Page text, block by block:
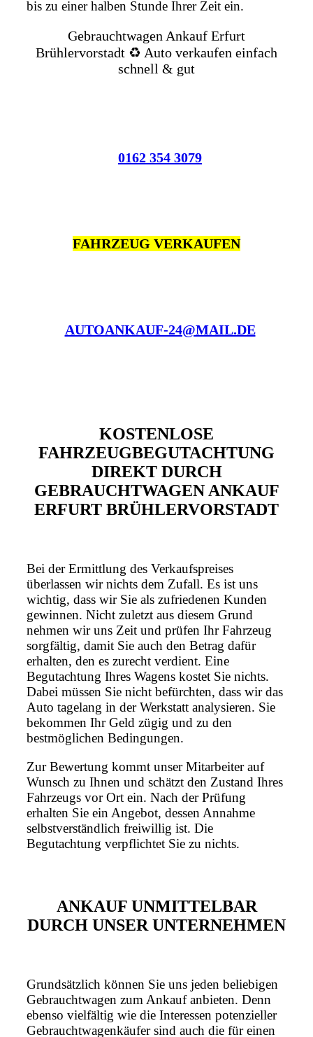
bis zu einer halben Stunde Ihrer Zeit ein.
Gebrauchtwagen Ankauf Erfurt
Brühlervorstadt ♻️ Auto verkaufen einfach
schnell & gut
0162 354 3079
FAHRZEUG VERKAUFEN
AUTOANKAUF-24@MAIL.DE
KOSTENLOSE
FAHRZEUGBEGUTACHTUNG
DIREKT DURCH
GEBRAUCHTWAGEN ANKAUF
ERFURT BRÜHLERVORSTADT
Bei der Ermittlung des Verkaufspreises
überlassen wir nichts dem Zufall. Es ist uns
wichtig, dass wir Sie als zufriedenen Kunden
gewinnen. Nicht zuletzt aus diesem Grund
nehmen wir uns Zeit und prüfen Ihr Fahrzeug
sorgfältig, damit Sie auch den Betrag dafür
erhalten, den es zurecht verdient. Eine
Begutachtung Ihres Wagens kostet Sie nichts.
Dabei müssen Sie nicht befürchten, dass wir das
Auto tagelang in der Werkstatt analysieren. Sie
bekommen Ihr Geld zügig und zu den
bestmöglichen Bedingungen.
Zur Bewertung kommt unser Mitarbeiter auf
Wunsch zu Ihnen und schätzt den Zustand Ihres
Fahrzeugs vor Ort ein. Nach der Prüfung
erhalten Sie ein Angebot, dessen Annahme
selbstverständlich freiwillig ist. Die
Begutachtung verpflichtet Sie zu nichts.
ANKAUF UNMITTELBAR
DURCH UNSER UNTERNEHMEN
Grundsätzlich können Sie uns jeden beliebigen
Gebrauchtwagen zum Ankauf anbieten. Denn
ebenso vielfältig wie die Interessen potenzieller
Gebrauchtwagenkäufer sind auch die für einen